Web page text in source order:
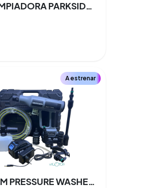
HIDROLIMPIADORA PARKSIDE PHDS 110 C3
A estrenar
EBOSSOM PRESSURE WASHER GUN